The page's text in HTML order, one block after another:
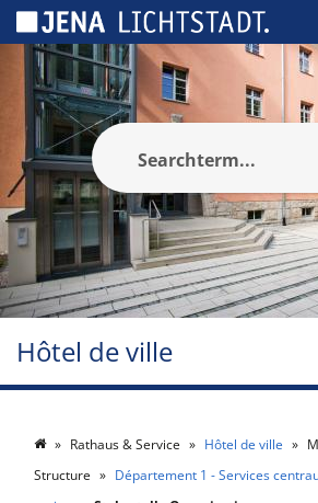
Hôtel de ville
Rathaus & Service Hôtel de ville
Structure
Département 1 - Services
Panneau de gestion des cookies